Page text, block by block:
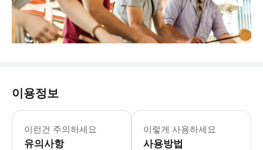
이용정보
이런건 주의하세요
유의사항
이렇게 사용하세요
사용방법